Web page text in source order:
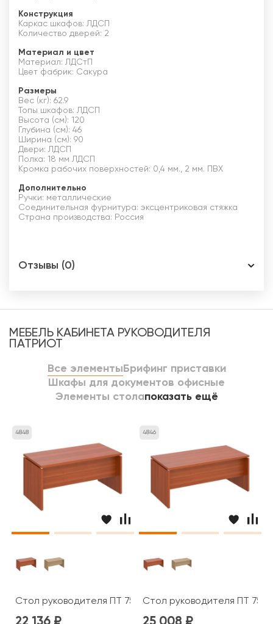
Конструкция
Каркас шкафов: ЛДСП
Количество дверей: 2
Материал и цвет
Материал: ЛДСтП
Цвет фабрик: Сакура
Размеры
Вес (кг): 62.9
Топы шкафов: ЛДСП
Высота (см): 120
Глубина (см): 46
Ширина (см): 90
Двери: ЛДСП
Полка: 18 мм ЛДСП
Кромка рабочих поверхностей: 0,4 мм., 2 мм. ПВХ
Дополнительно
Ручки: металлические
Соединительная фурнитура: эксцентриковая стяжка
Страна производства: Россия
Отзывы (0)
МЕБЕЛЬ КАБИНЕТА РУКОВОДИТЕЛЯ
ПАТРИОТ
Все элементы Брифинг приставки
Шкафы для документов офисные
Элементы столапоказать ещё
4848
Стол руководителя ПТ 757 Patriot
4846
Стол руководителя ПТ 758